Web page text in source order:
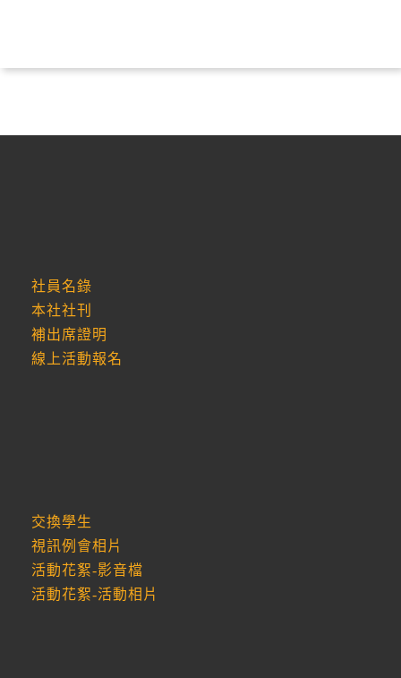
社員名錄
本社社刊
補出席證明
線上活動報名
交換學生
視訊例會相片
活動花絮-影音檔
活動花絮-活動相片